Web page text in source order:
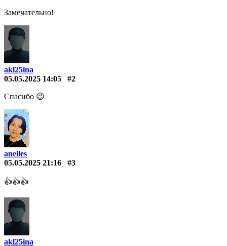
Замечательно!
akl25ina
05.05.2025 14:05
#2
Спасибо 😉
anelles
05.05.2025 21:16
#3
👍👍👍
akl25ina